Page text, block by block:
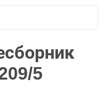
5